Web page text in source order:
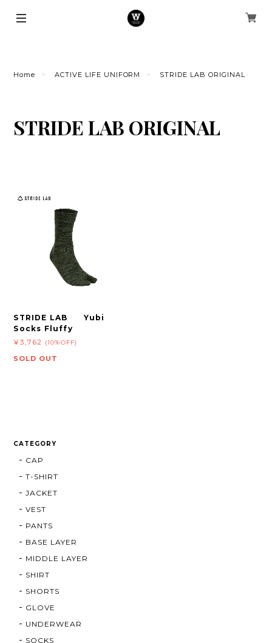
Home ACTIVE LIFE UNIFORM STRIDE LAB ORIGINAL
STRIDE LAB ORIGINAL
STRIDE LAB Yubi
Socks Fluffy
¥3,762
(10%OFF)
SOLD OUT
CATEGORY
CAP
T-SHIRT
JACKET
VEST
PANTS
BASE LAYER
MIDDLE LAYER
SHIRT
SHORTS
GLOVE
UNDERWEAR
SOCKS